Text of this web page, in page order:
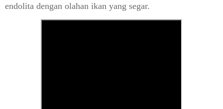
endolita dengan olahan ikan yang segar.